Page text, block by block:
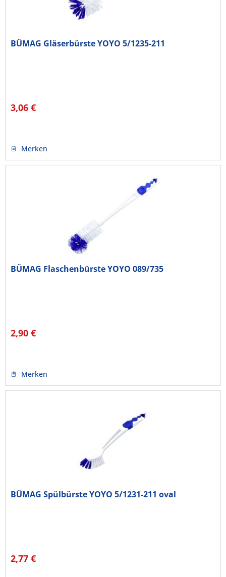
BÜMAG Gläserbürste YOYO 5/1235-211
3,06 €
Merken
BÜMAG Flaschenbürste YOYO 089/735
2,90 €
Merken
BÜMAG Spülbürste YOYO 5/1231-211 oval
2,77 €